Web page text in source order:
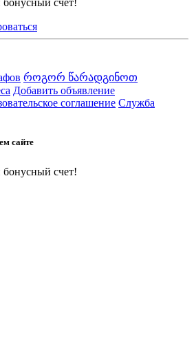
бонусный счет!
როგორ წარადგინოთ
Добавить объявление
соглашение Служба
сайте
бонусный счет!